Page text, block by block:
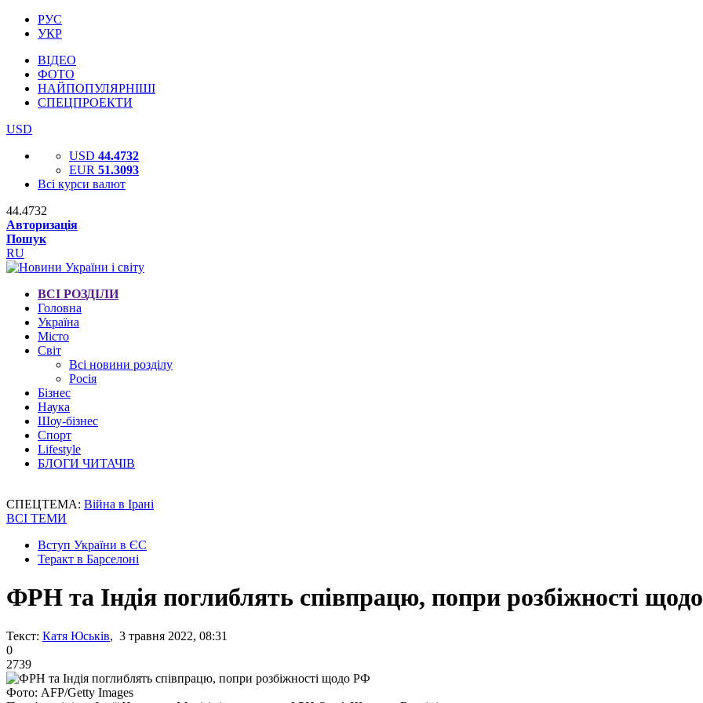
РУС
УКР
ВІДЕО
ФОТО
НАЙПОПУЛЯРНІШІ
СПЕЦПРОЕКТИ
USD
USD 44.4732
EUR 51.3093
Всі курси валют
44.4732
Авторизація
Пошук
RU
ВСІ РОЗДІЛИ
Головна
Україна
Місто
Світ
Всі новини розділу
Росія
Бізнес
Наука
Шоу-бізнес
Спорт
Lifestyle
БЛОГИ ЧИТАЧІВ
СПЕЦТЕМА: Війна в Ірані
ВСІ ТЕМИ
Вступ України в ЄС
Теракт в Барселоні
ФРН та Індія поглиблять співпрацю, попри розбіжності
Текст: Катя Юськів, 3 травня 2022, 08:31
0
2739
Фото: AFP/Getty Images